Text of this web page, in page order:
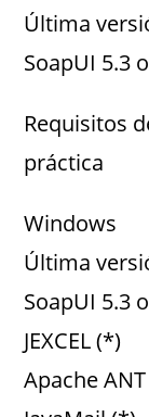
Última
SoapUI 5.3
Requisitos
práctica
Windows
Última
SoapUI 5.3
JEXCEL (*)
Apache